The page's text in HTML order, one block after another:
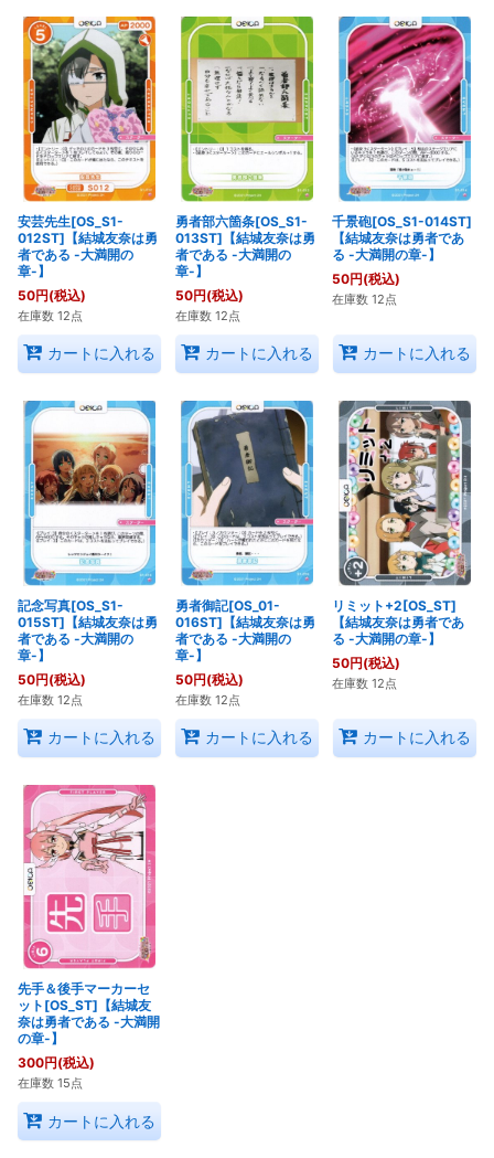
安芸先生[OS_S1-
012ST]【結城友奈は勇
者である -大満開の
章-】
50円(税込)
在庫数 12点
カートに入れる
勇者部六箇条[OS_S1-
013ST]【結城友奈は勇
者である -大満開の
章-】
50円(税込)
在庫数 12点
カートに入れる
千景砲[OS_S1-014ST]
【結城友奈は勇者であ
る -大満開の章-】
50円(税込)
在庫数 12点
カートに入れる
記念写真[OS_S1-
015ST]【結城友奈は勇
者である -大満開の
章-】
50円(税込)
在庫数 12点
カートに入れる
勇者御記[OS_01-
016ST]【結城友奈は勇
者である -大満開の
章-】
50円(税込)
在庫数 12点
カートに入れる
リミット+2[OS_ST]
【結城友奈は勇者であ
る -大満開の章-】
50円(税込)
在庫数 12点
カートに入れる
先手＆後手マーカーセ
ット[OS_ST]【結城友
奈は勇者である -大満開
の章-】
300円(税込)
在庫数 15点
カートに入れる